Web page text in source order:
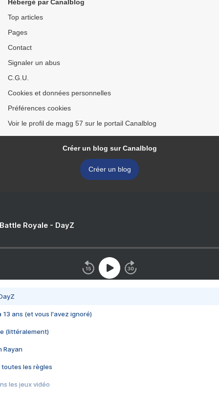
Hébergé par Canalblog
Top articles
Pages
Contact
Signaler un abus
C.G.U.
Cookies et données personnelles
Préférences cookies
Voir le profil de magg 57 sur le portail Canalblog
Créer un blog sur Canalblog
Créer un blog
Royale - DayZ
13 ans (et vous l'avez ignoré)
(littéralement)
Rayan
toutes les règles
les jeux vidéo